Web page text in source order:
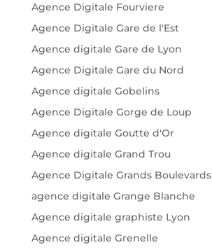
Agence Digitale Fourviere
Agence Digitale Gare de l'Est
Agence digitale Gare de Lyon
Agence Digitale Gare du Nord
Agence digitale Gobelins
Agence Digitale Gorge de Loup
Agence digitale Goutte d'Or
Agence digitale Grand Trou
Agence Digitale Grands Boulevards
agence digitale Grange Blanche
Agence digitale graphiste Lyon
Agence digitale Grenelle